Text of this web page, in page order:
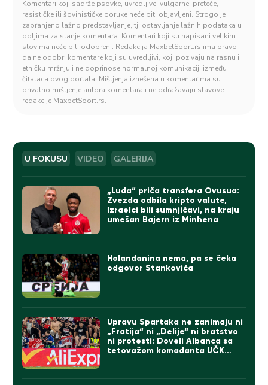
Komentari koji sadrže psovke, uvredljive, vulgarne, preteće,
rasističke ili šovinističke poruke neće biti objavljeni. Strogo je
zabranjeno lažno predstavljanje, tj. ostavljanje lažnih podataka u
poljima za slanje komentara. Komentari koji su napisani velikim
slovima neće biti odobreni. Redakcija MaxbetSport.rs ima pravo
da ne odobri komentare koji su uvredljivi, koji pozivaju na rasnu i
etničku mržnju i ne doprinose normalnoj komunikaciji između
čitalaca ovog portala. Mišljenja iznešena u komentarima su
privatno mišljenje autora komentara i ne odražavaju stavove
redakcije MaxbetSport.rs.
U FOKUSU VIDEO GALERIJA
„Luda“ priča transfera Ovusua:
Zvezda odbila kripto valute,
Izraelci bili sumnjičavi, na kraju
umešan Bajern iz Minhena
Holanđanina nema, pa se čeka
odgovor Stankovića
Upravu Spartaka ne zanimaju ni
„Fratija“ ni „Delije“ ni bratstvo
ni protesti: Doveli Albanca sa
tetovažom komadanta UČK